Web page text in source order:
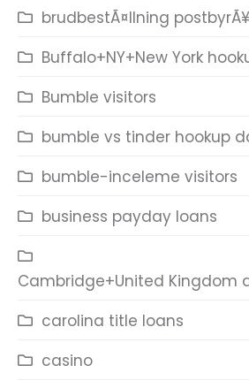
brudbestÃ¤llning postbyrÃ¥
Buffalo+NY+New York
Bumble visitors
bumble vs tinder hookup
bumble-inceleme visitors
business payday loans
Cambridge+United Kingdom
carolina title loans
casino